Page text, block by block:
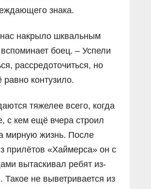
знака.
нас накрыло шквальным
боец. – Успели
рассредоточиться, но
равно контузило.
тяжелее всего, когда
с кем ещё вчера строил
мирную жизнь. После
прилётов «Хаймерса» он с
вытаскивал ребят из-
Такое не выветривается из